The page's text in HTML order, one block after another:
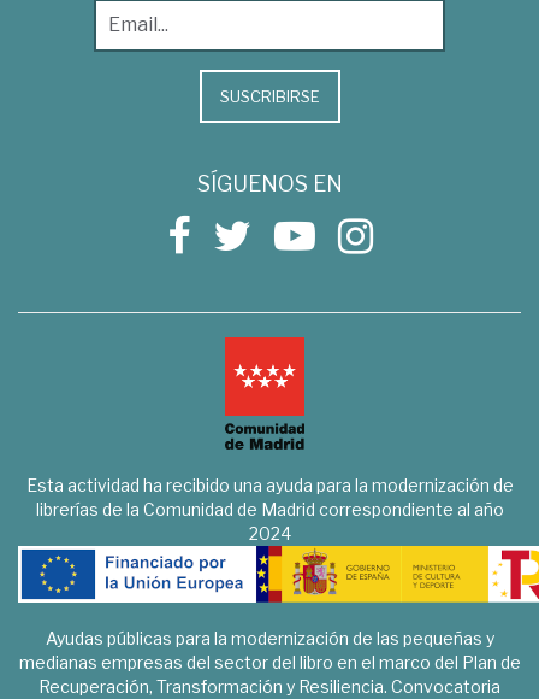
SUSCRIBIRSE
SÍGUENOS EN
Esta actividad ha recibido una ayuda para la modernización de
librerías de la Comunidad de Madrid correspondiente al año
2024
Ayudas públicas para la modernización de las pequeñas y
medianas empresas del sector del libro en el marco del Plan de
Recuperación, Transformación y Resiliencia. Convocatoria